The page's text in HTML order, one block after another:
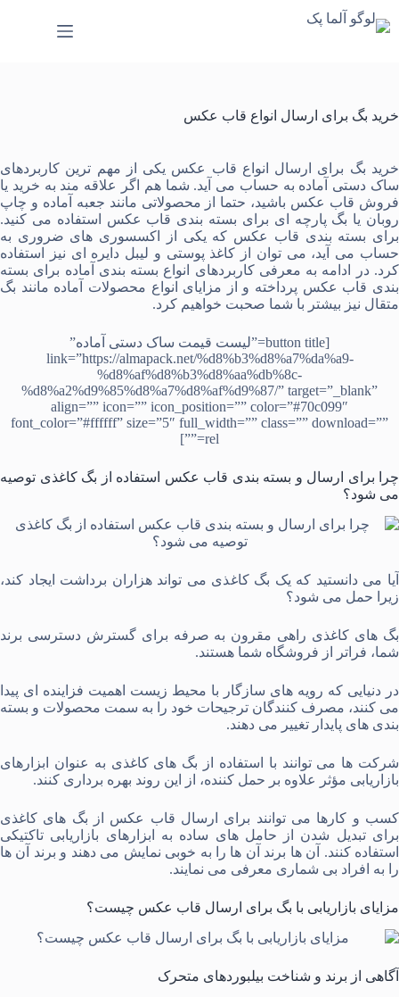
به
خرید بگ برای ارسال انواع قاب عکس
خرید بگ برای ارسال انواع قاب عکس یکی از مهم ترین کاربردهای
ساک دستی آماده به حساب می آید. شما هم اگر علاقه مند به خرید یا
فروش قاب عکس باشید، حتما از محصولاتی مانند جعبه آماده و چاپ
روبان یا بگ پارچه ای برای بسته بندی قاب عکس استفاده می کنید.
برای بسته بندی قاب عکس که یکی از اکسسوری های ضروری به
حساب می آید، می توان از کاغذ پوستی و لیبل دایره ای نیز استفاده
کرد. در ادامه به معرفی کاربردهای انواع بسته بندی آماده برای بسته
بندی قاب عکس پرداخته و از مزایای انواع محصولات آماده مانند بگ
متقال نیز بیشتر با شما صحبت خواهیم کرد.
[button title=”لیست قیمت ساک دستی آماده”
link=”https://almapack.net/%d8%b3%d8%a7%da%a9-
%d8%af%d8%b3%d8%aa%db%8c-
%d8%a2%d9%85%d8%a7%d8%af%d9%87/” target=”_blank”
align=”” icon=”” icon_position=”” color=”#70c099″
font_color=”#ffffff” size=”5″ full_width=”” class=”” download=””
rel=””]
چرا برای ارسال و بسته بندی قاب عکس استفاده از بگ کاغذی توصیه
می شود؟
آیا می ‌دانستید که یک بگ کاغذی می ‌تواند هزاران برداشت ایجاد کند،
زیرا حمل می ‌شود؟
بگ های کاغذی راهی مقرون ‌به ‌صرفه برای گسترش دسترسی برند
شما، فراتر از فروشگاه شما هستند.
در دنیایی که رویه ‌های سازگار با محیط زیست اهمیت فزاینده ‌ای پیدا
می ‌کنند، مصرف ‌کنندگان ترجیحات خود را به سمت محصولات و بسته
‌بندی‌ های پایدار تغییر می‌ دهند.
شرکت‌ ها می ‌توانند با استفاده از بگ ‌های کاغذی به ‌عنوان ابزارهای
بازاریابی مؤثر علاوه بر حمل‌ کننده، از این روند بهره‌ برداری کنند.
کسب و کار‌ها می ‌توانند برای ارسال قاب عکس از بگ ‌های کاغذی
برای تبدیل شدن از حامل ‌های ساده به ابزارهای بازاریابی تاکتیکی
استفاده کنند. آن ها برند آن ها را به خوبی نمایش می دهند و برند آن ها
را به افراد بی شماری معرفی می نمایند.
مزایای بازاریابی با بگ برای ارسال قاب عکس چیست؟
آگاهی از برند و شناخت بیلبوردهای متحرک